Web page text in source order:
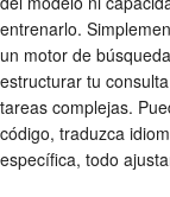
entrenarlo.
un motor de
estructurar tu
tareas complejas.
código, traduzca
específica, todo